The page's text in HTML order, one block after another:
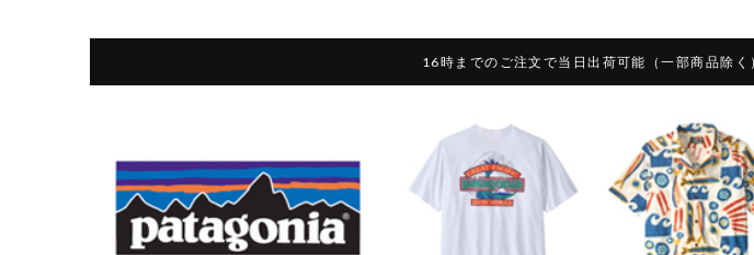
16時までのご注文で当日出荷可能（一部商品除